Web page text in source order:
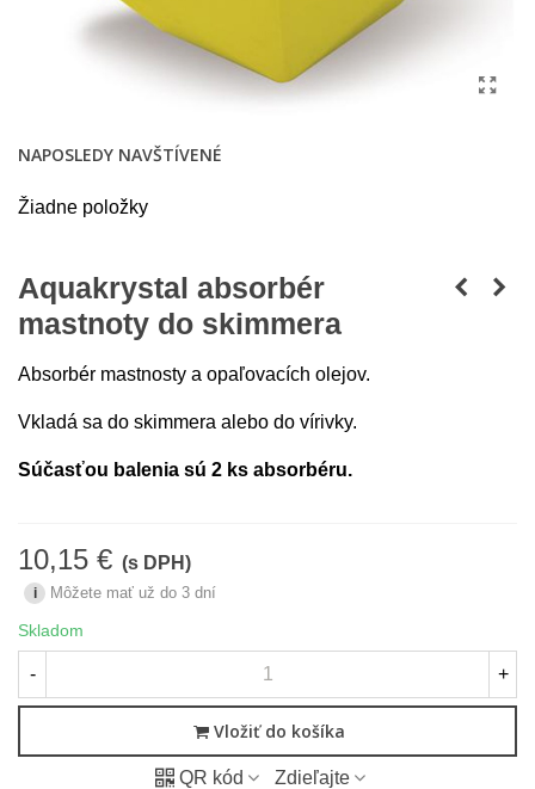
NAPOSLEDY NAVŠTÍVENÉ
Žiadne položky
Aquakrystal absorbér
mastnoty do skimmera
Absorbér mastnosty a opaľovacích olejov.
Vkladá sa do skimmera alebo do vírivky.
Súčasťou balenia sú 2 ks absorbéru.
10,15 € (s DPH)
i Môžete mať už do 3 dní
Skladom
- +
Vložiť do košíka
QR kód Zdieľajte